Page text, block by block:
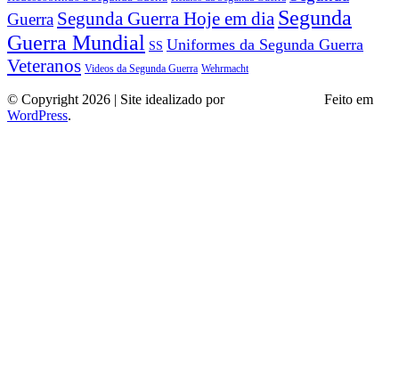
Guerra Segunda Guerra Hoje em dia Segunda
Guerra Mundial SS Uniformes da Segunda Guerra
Veteranos Videos da Segunda Guerra Wehrmacht
© Copyright 2026 | Site idealizado por
Feito em
WordPress.